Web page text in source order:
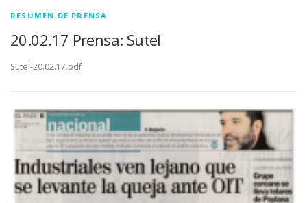
RESUMEN DE PRENSA
20.02.17 Prensa: Sutel
Sutel-20.02.17.pdf